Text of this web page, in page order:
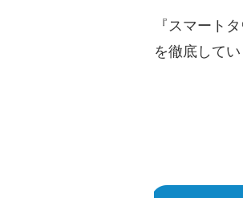
『スマート
を徹底してい